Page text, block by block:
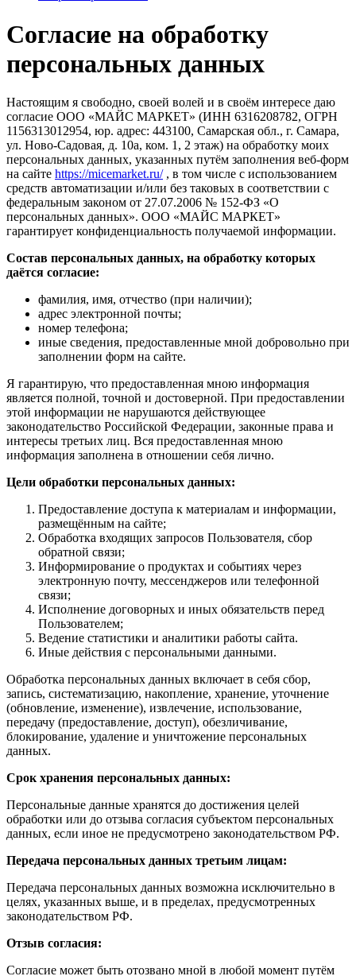
Согласие на обработку
персональных данных
Настоящим я свободно, своей волей и в своём интересе даю
согласие ООО «МАЙС МАРКЕТ» (ИНН 6316208782, ОГРН
1156313012954, юр. адрес: 443100, Самарская обл., г. Самара,
ул. Ново-Садовая, д. 10а, ком. 1, 2 этаж) на обработку моих
персональных данных, указанных путём заполнения веб-форм
на сайте https://micemarket.ru/, в том числе с использованием
средств автоматизации и/или без таковых в соответствии с
федеральным законом от 27.07.2006 № 152-ФЗ «О
персональных данных». ООО «МАЙС МАРКЕТ»
гарантирует конфиденциальность получаемой информации.
Состав персональных данных, на обработку которых
даётся согласие:
фамилия, имя, отчество (при наличии);
адрес электронной почты;
номер телефона;
иные сведения, предоставленные мной добровольно при
заполнении форм на сайте.
Я гарантирую, что предоставленная мною информация
является полной, точной и достоверной. При предоставлении
этой информации не нарушаются действующее
законодательство Российской Федерации, законные права и
интересы третьих лиц. Вся предоставленная мною
информация заполнена в отношении себя лично.
Цели обработки персональных данных:
Предоставление доступа к материалам и информации,
размещённым на сайте;
Обработка входящих запросов Пользователя, сбор
обратной связи;
Информирование о продуктах и событиях через
электронную почту, мессенджеров или телефонной
связи;
Исполнение договорных и иных обязательств перед
Пользователем;
Ведение статистики и аналитики работы сайта.
Иные действия с персональными данными.
Обработка персональных данных включает в себя сбор,
запись, систематизацию, накопление, хранение, уточнение
(обновление, изменение), извлечение, использование,
передачу (предоставление, доступ), обезличивание,
блокирование, удаление и уничтожение персональных
данных.
Срок хранения персональных данных:
Персональные данные хранятся до достижения целей
обработки или до отзыва согласия субъектом персональных
данных, если иное не предусмотрено законодательством РФ.
Передача персональных данных третьим лицам:
Передача персональных данных возможна исключительно в
целях, указанных выше, и в пределах, предусмотренных
законодательством РФ.
Отзыв согласия:
Согласие может быть отозвано мной в любой момент путём